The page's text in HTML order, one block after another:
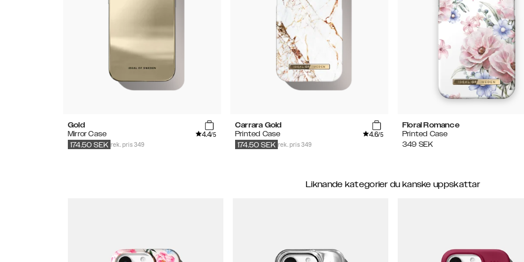
Gold
Mirror Case
4.4/5
rek. pris 349
174.50 SEK
Carrara Gold
Printed Case
4.6/5
rek. pris 349
174.50 SEK
Floral Romance
Printed Case
349 SEK
Liknande kategorier du kanske uppskattar